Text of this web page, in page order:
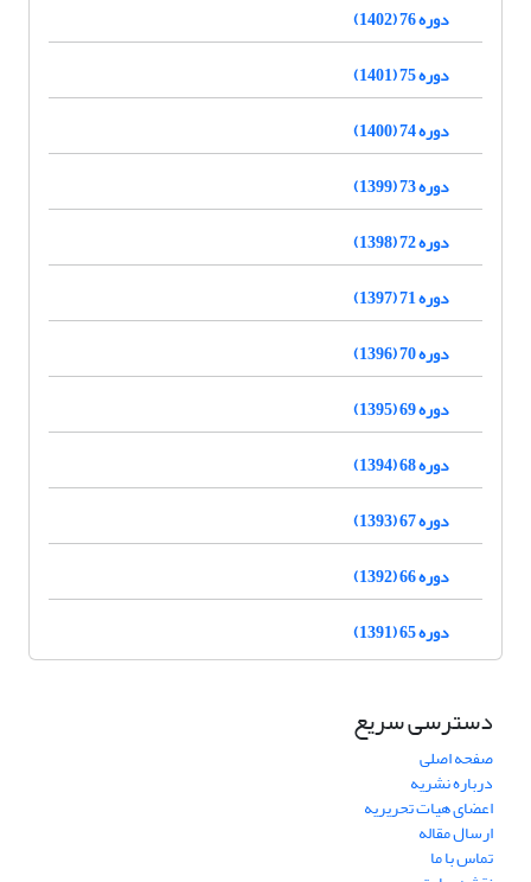
دوره 76 (1402)
دوره 75 (1401)
دوره 74 (1400)
دوره 73 (1399)
دوره 72 (1398)
دوره 71 (1397)
دوره 70 (1396)
دوره 69 (1395)
دوره 68 (1394)
دوره 67 (1393)
دوره 66 (1392)
دوره 65 (1391)
دسترسی سریع
صفحه اصلی
درباره نشریه
اعضای هیات تحریریه
ارسال مقاله
تماس با ما